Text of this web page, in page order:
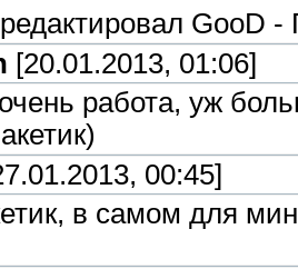
GooD -
[20.01.2013, 01:06]
работа, уж
00:45]
в самом для